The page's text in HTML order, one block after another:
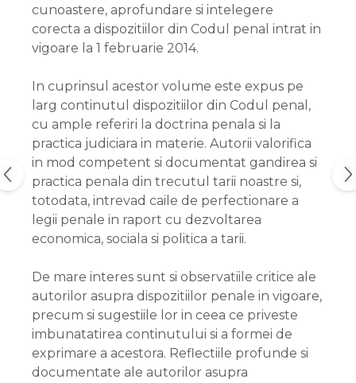
cunoastere, aprofundare si intelegere
corecta a dispozitiilor din Codul penal intrat in
vigoare la 1 februarie 2014.
In cuprinsul acestor volume este expus pe
larg continutul dispozitiilor din Codul penal,
cu ample referiri la doctrina penala si la
practica judiciara in materie. Autorii valorifica
in mod competent si documentat gandirea si
practica penala din trecutul tarii noastre si,
totodata, intrevad caile de perfectionare a
legii penale in raport cu dezvoltarea
economica, sociala si politica a tarii.
De mare interes sunt si observatiile critice ale
autorilor asupra dispozitiilor penale in vigoare,
precum si sugestiile lor in ceea ce priveste
imbunatatirea continutului si a formei de
exprimare a acestora. Reflectiile profunde si
documentate ale autorilor asupra